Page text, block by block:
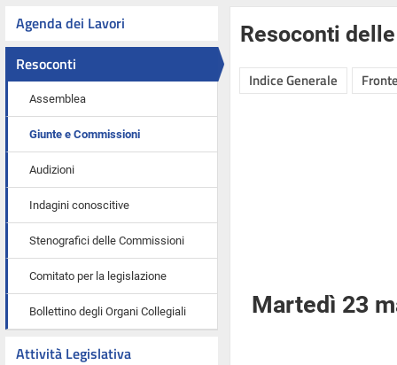
Agenda dei Lavori
Resoconti
Assemblea
Giunte e Commissioni
Audizioni
Indagini conoscitive
Stenografici delle Commissioni
Comitato per la legislazione
Bollettino degli Organi Collegiali
Attività Legislativa
Resoconti
Indice Generale
Martedì 23